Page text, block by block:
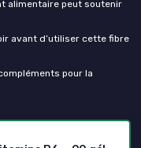
alimentaire peut soutenir
avant d’utiliser cette fibre
pour la